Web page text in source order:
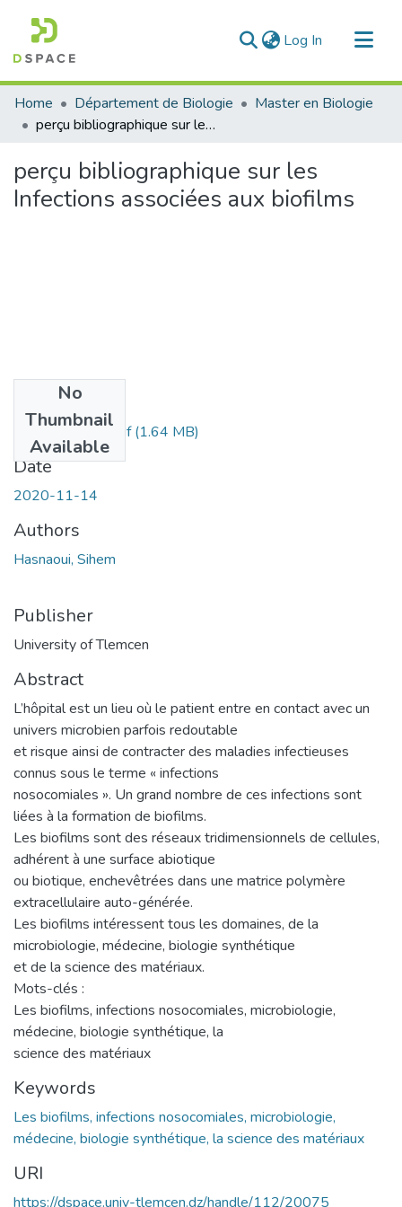
Log In (current)
Communities & Collections
All of DSpace
Home Département de Biologie
Master en Biologie
perçu bibliographique sur les Infections associées aux biofilms
perçu bibliographique sur les
Infections associées aux biofilms
No
Thumbnail
Available
sihem hasnaoui.pdf(1.64 MB)
Date
2020-11-14
Authors
Hasnaoui, Sihem
Publisher
University of Tlemcen
Abstract
L’hôpital est un lieu où le patient entre en contact avec un
univers microbien parfois redoutable
et risque ainsi de contracter des maladies infectieuses
connus sous le terme « infections
nosocomiales ». Un grand nombre de ces infections sont
liées à la formation de biofilms.
Les biofilms sont des réseaux tridimensionnels de cellules,
adhérent à une surface abiotique
ou biotique, enchevêtrées dans une matrice polymère
extracellulaire auto-générée.
Les biofilms intéressent tous les domaines, de la
microbiologie, médecine, biologie synthétique
et de la science des matériaux.
Mots-clés :
Les biofilms, infections nosocomiales, microbiologie,
médecine, biologie synthétique, la
science des matériaux
Keywords
Les biofilms, infections nosocomiales, microbiologie,
médecine, biologie synthétique, la science des matériaux
URI
https://dspace.univ-tlemcen.dz/handle/112/20075